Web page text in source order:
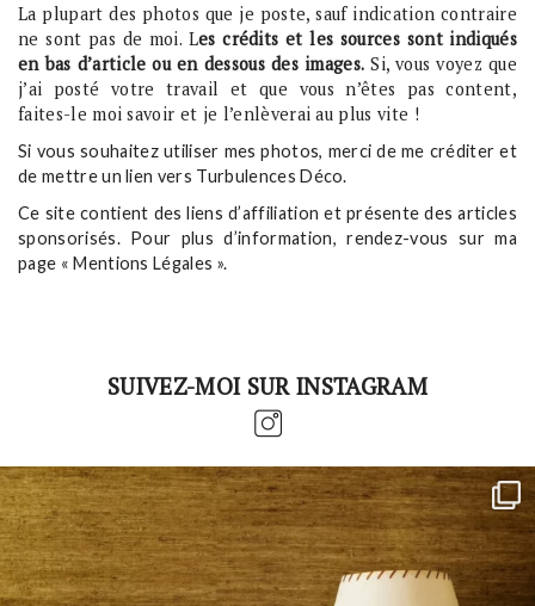
La plupart des photos que je poste, sauf indication contraire
ne sont pas de moi. Les crédits et les sources sont indiqués
en bas d’article ou en dessous des images. Si, vous voyez que
j’ai posté votre travail et que vous n’êtes pas content,
faites-le moi savoir et je l’enlèverai au plus vite !
Si vous souhaitez utiliser mes photos, merci de me créditer et
de mettre un lien vers Turbulences Déco.
Ce site contient des liens d’affiliation et présente des articles
sponsorisés. Pour plus d’information, rendez-vous sur ma
page « Mentions Légales ».
SUIVEZ-MOI SUR INSTAGRAM